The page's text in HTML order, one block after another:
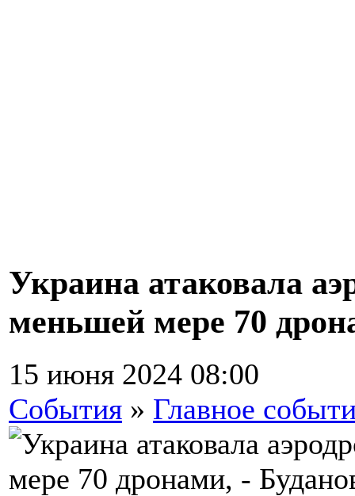
Украина атаковала
меньшей мере 70
15 июня 2024 08:00
События » Главное